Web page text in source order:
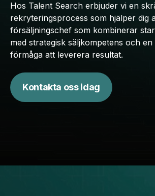
Hos Talent Search erbjuder vi en
rekryteringsprocess som hjälper dig
försäljningschef som kombinerar
med strategisk säljkompetens och
förmåga att leverera resultat.
Kontakta oss idag